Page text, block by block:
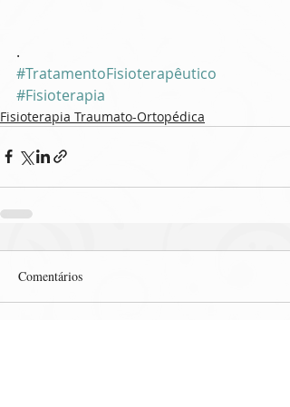
.
#TratamentoFisioterapêutico
#Fisioterapia
Fisioterapia Traumato-Ortopédica
Comentários